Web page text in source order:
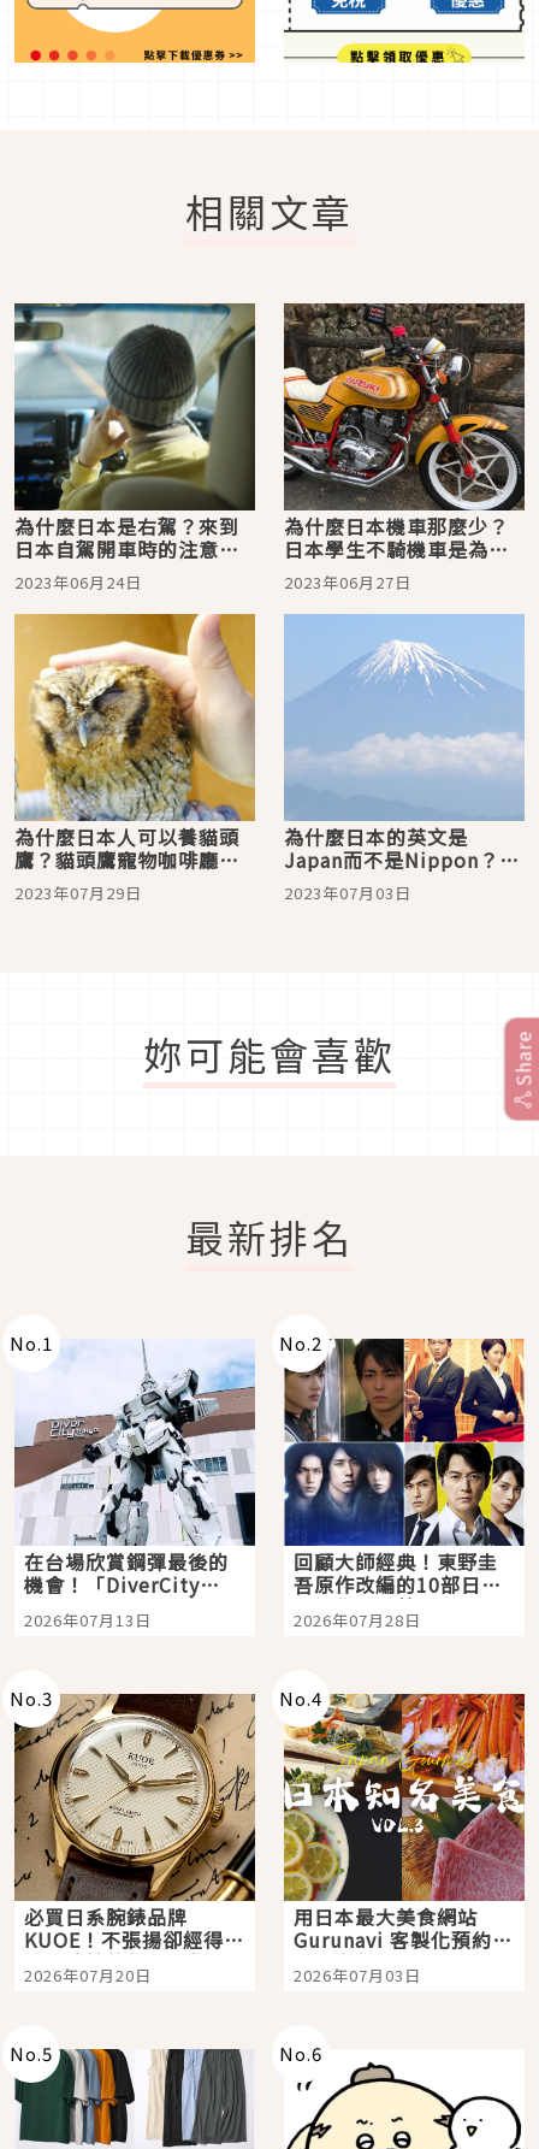
相關文章
為什麼日本是右駕？來到
日本自駕開車時的注意事
項
2023年06月24日
為什麼日本機車那麼少？
日本學生不騎機車是為了
什麼？
2023年06月27日
為什麼日本人可以養貓頭
鷹？貓頭鷹寵物咖啡廳背
後竟有黑暗面
2023年07月29日
為什麼日本的英文是
Japan而不是Nippon？一
起來解開日文官方英語名
稱來源之謎
2023年07月03日
妳可能會喜歡
最新排名
No.1
在台場欣賞鋼彈最後的
機會！「DiverCity
Tokyo Plaza」搭船、
購物、美食及夜景，一
2026年07月13日
No.2
回顧大師經典！東野圭
吾原作改編的10部日本
影視作品推薦
2026年07月28日
No.3
必買日系腕錶品牌
KUOE！不張揚卻經得起
時間洗鍊的經典之作五
選
2026年07月20日
No.4
用日本最大美食網站
Gurunavi 客製化預約九
大都市餐廳，打造專屬
美食體驗！
2026年07月03日
No.5 No.6
Share